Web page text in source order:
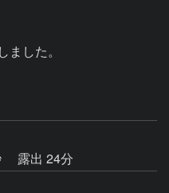
した。
露出 24分